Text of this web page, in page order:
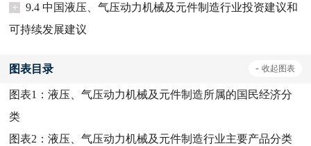
+
9.4 中国液压、气压动力机械及元件制造行业投资建议和
可持续发展建议
图表目录 - 收起图表
图表1：液压、气压动力机械及元件制造所属的国民经济分
类
图表2：液压、气压动力机械及元件制造行业主要产品分类